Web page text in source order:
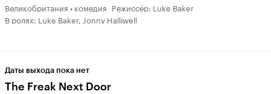
Великобритания • комедия Режиссёр: Luke Baker
В ролях: Luke Baker, Jonny Halliwell
Даты выхода пока нет
The Freak Next Door